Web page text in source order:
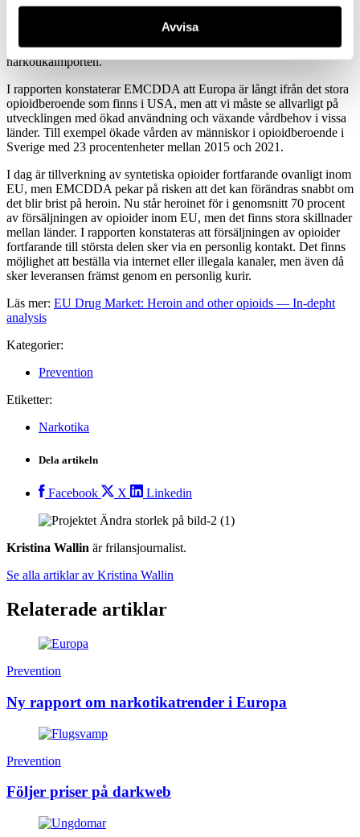
Avvisa
att kontrollerna vid hamnarna måste öka, eftersom det är där
Arabemiraten, som blivit en viktig hubb för narkotikasmuggling,
och hamnarna i Nederländerna, som tar emot en majoritet av
narkotikaimporten.
I rapporten konstaterar EMCDDA att Europa är långt ifrån det stora
opioidberoende som finns i USA, men att vi måste se allvarligt på
utvecklingen med ökad användning och växande vårdbehov i vissa
länder. Till exempel ökade vården av människor i opioidberoende i
Sverige med 23 procentenheter mellan 2015 och 2021.
I dag är tillverkning av syntetiska opioider fortfarande ovanligt inom
EU, men EMCDDA pekar på risken att det kan förändras snabbt om
det blir brist på heroin. Nu står heroinet för i genomsnitt 70 procent
av försäljningen av opioider inom EU, men det finns stora skillnader
mellan länder. I rapporten konstateras att försäljningen av opioider
fortfarande till största delen sker via en personlig kontakt. Det finns
möjlighet att beställa via internet eller illegala kanaler, men även då
sker leveransen främst genom en personlig kurir.
Läs mer: EU Drug Market: Heroin and other opioids — In-depht
analysis
Kategorier:
Prevention
Etiketter:
Narkotika
Dela artikeln
Facebook X Linkedin
Kristina Wallin är frilansjournalist.
Se alla artiklar av Kristina Wallin
Relaterade artiklar
Prevention
Ny rapport om narkotikatrender i Europa
Prevention
Följer priser på darkweb